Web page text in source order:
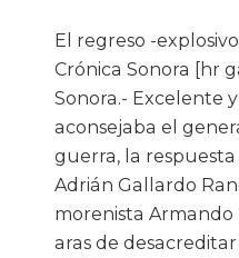
El regreso -
Crónica Sonora [hr
Sonora.- Excelente
aconsejaba el
guerra, la
Adrián Gallardo
morenista Armando
aras de